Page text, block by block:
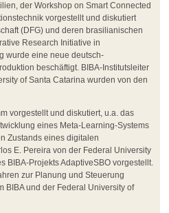
der Workshop on Smart Connected
vorgestellt und diskutiert
(DFG) und deren brasilianischen
Research Initiative in
wurde eine neue deutsch-
beschäftigt. BIBA-Institutsleiter
of Santa Catarina wurden von den
vorgestellt und diskutiert, u.a. das
eines Meta-Learning-Systems
Zustands eines digitalen
E. Pereira von der Federal University
BIBA-Projekts AdaptiveSBO vorgestellt.
zur Planung und Steuerung
BIBA und der Federal University of